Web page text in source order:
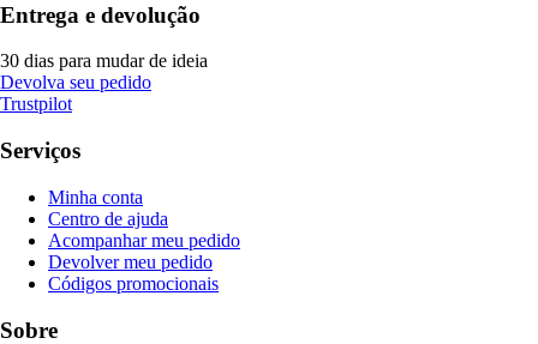
Entrega e devolução
30 dias para mudar de ideia
Devolva seu pedido
Trustpilot
Serviços
Minha conta
Centro de ajuda
Acompanhar meu pedido
Devolver meu pedido
Códigos promocionais
Sobre